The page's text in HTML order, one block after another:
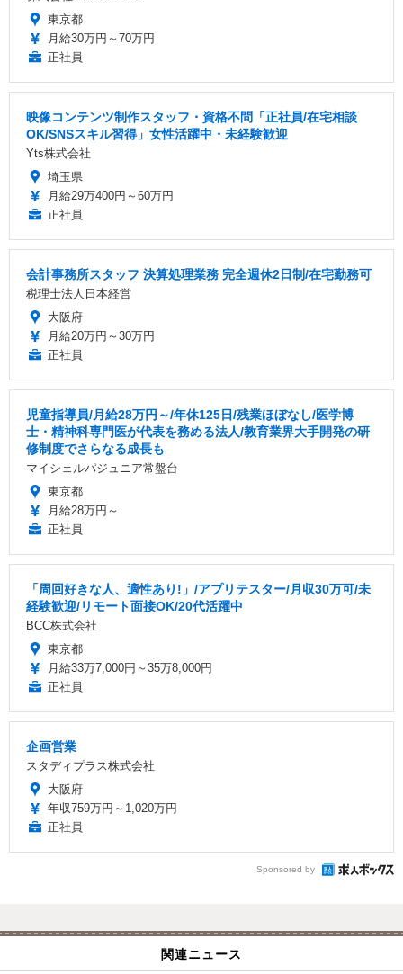
東京都
月給30万円～70万円
正社員
映像コンテンツ制作スタッフ・資格不問「正社員/在宅相談
OK/SNSスキル習得」女性活躍中・未経験歓迎
Yts株式会社
埼玉県
月給29万400円～60万円
正社員
会計事務所スタッフ 決算処理業務 完全週休2日制/在宅勤務可
税理士法人日本経営
大阪府
月給20万円～30万円
正社員
児童指導員/月給28万円～/年休125日/残業ほぼなし/医学博
士・精神科専門医が代表を務める法人/教育業界大手開発の研
修制度でさらなる成長も
マイシェルパジュニア常盤台
東京都
月給28万円～
正社員
「周回好きな人、適性あり!」/アプリテスター/月収30万可/未
経験歓迎/リモート面接OK/20代活躍中
BCC株式会社
東京都
月給33万7,000円～35万8,000円
正社員
企画営業
スタディプラス株式会社
大阪府
年収759万円～1,020万円
正社員
Sponsored by
関連ニュース